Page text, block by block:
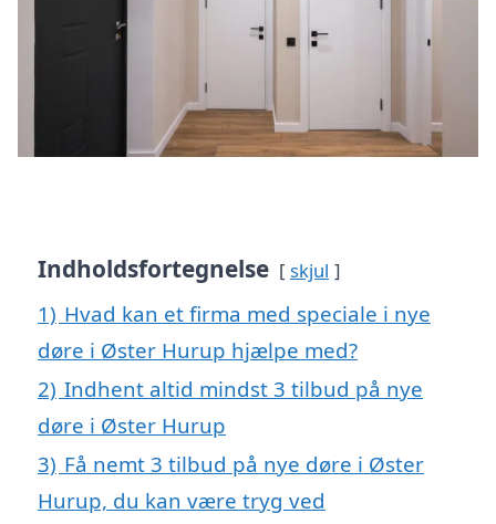
Indholdsfortegnelse skjul
1) Hvad kan et firma med speciale i nye
døre i Øster Hurup hjælpe med?
2) Indhent altid mindst 3 tilbud på nye
døre i Øster Hurup
3) Få nemt 3 tilbud på nye døre i Øster
Hurup, du kan være tryg ved